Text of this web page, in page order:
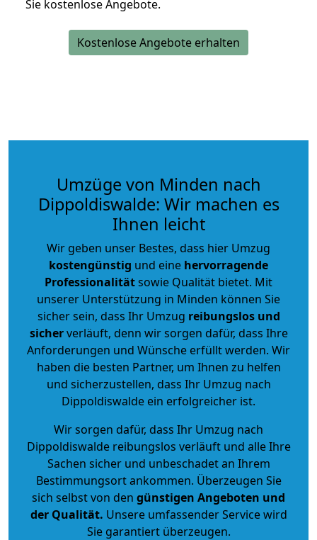
Sie kostenlose Angebote.
Kostenlose Angebote erhalten
Umzüge von Minden nach
Dippoldiswalde: Wir machen es
Ihnen leicht
Wir geben unser Bestes, dass hier Umzug
kostengünstig und eine hervorragende
Professionalitätsowie Qualität bietet. Mit
unserer Unterstützung in Minden können Sie
sicher sein, dass Ihr Umzug reibungslos und
sicherverläuft, denn wir sorgen dafür, dass Ihre
Anforderungen und Wünsche erfüllt werden. Wir
haben die besten Partner, um Ihnen zu helfen
und sicherzustellen, dass Ihr Umzug nach
Dippoldiswalde ein erfolgreicher ist.
Wir sorgen dafür, dass Ihr Umzug nach
Dippoldiswalde reibungslos verläuft und alle Ihre
Sachen sicher und unbeschadet an Ihrem
Bestimmungsort ankommen. Überzeugen Sie
sich selbst von den günstigen Angeboten und
der Qualität. Unsere umfassender Service wird
Sie garantiert überzeugen.